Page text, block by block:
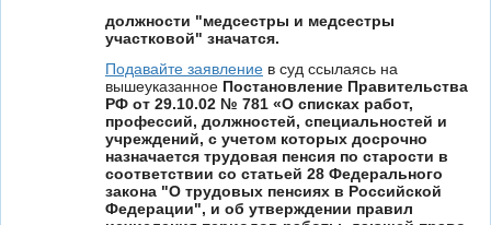
должности "медсестры и медсестры
участковой" значатся.
Подавайте заявление в суд ссылаясь на
вышеуказанное Постановление Правительства
РФ от 29.10.02 № 781 «О списках работ,
профессий, должностей, специальностей и
учреждений, с учетом которых досрочно
назначается трудовая пенсия по старости в
соответствии со статьей 28 Федерального
закона "О трудовых пенсиях в Российской
Федерации", и об утверждении правил